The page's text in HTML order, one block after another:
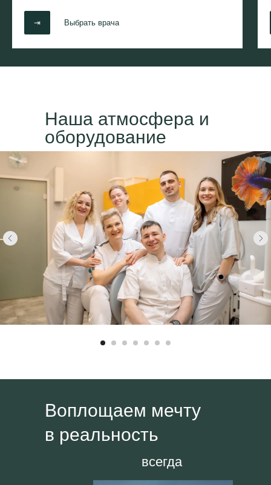
⇥ Выбрать врача
Наша атмосфера и
оборудование
Воплощаем мечту
в реальность
всегда